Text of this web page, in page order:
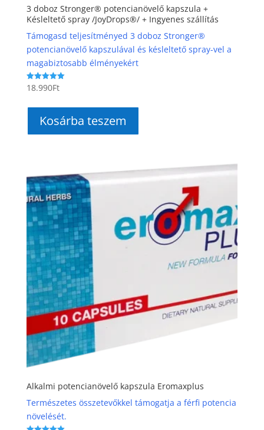
3 doboz Stronger® potencianövelő kapszula +
Késleltető spray /JoyDrops®/ + Ingyenes szállítás
Támogasd teljesítményed 3 doboz Stronger®
potencianövelő kapszulával és késleltető spray-vel a
magabiztosabb élményekért
Értékelés:
5.00
18.990Ft
Kosárba teszem
Alkalmi potencianövelő kapszula Eromaxplus
Természetes összetevőkkel támogatja a férfi potencia
növelését.